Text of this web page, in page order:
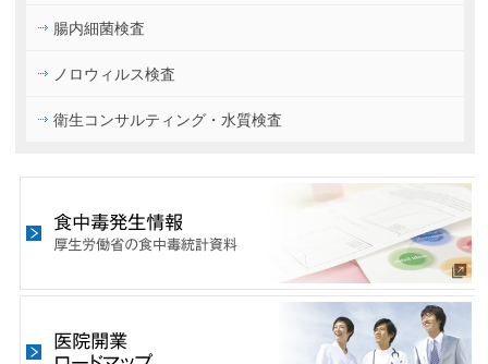
腸内細菌検査
ノロウィルス検査
衛生コンサルティング・水質検査